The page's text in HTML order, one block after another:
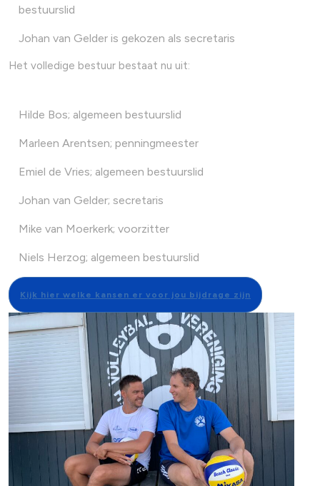
bestuurslid
Johan van Gelder is gekozen als secretaris
Het volledige bestuur bestaat nu uit:
Hilde Bos; algemeen bestuurslid
Marleen Arentsen; penningmeester
Emiel de Vries; algemeen bestuurslid
Johan van Gelder; secretaris
Mike van Moerkerk; voorzitter
Niels Herzog; algemeen bestuurslid
Kijk hier welke kansen er voor jou bijdrage zijn